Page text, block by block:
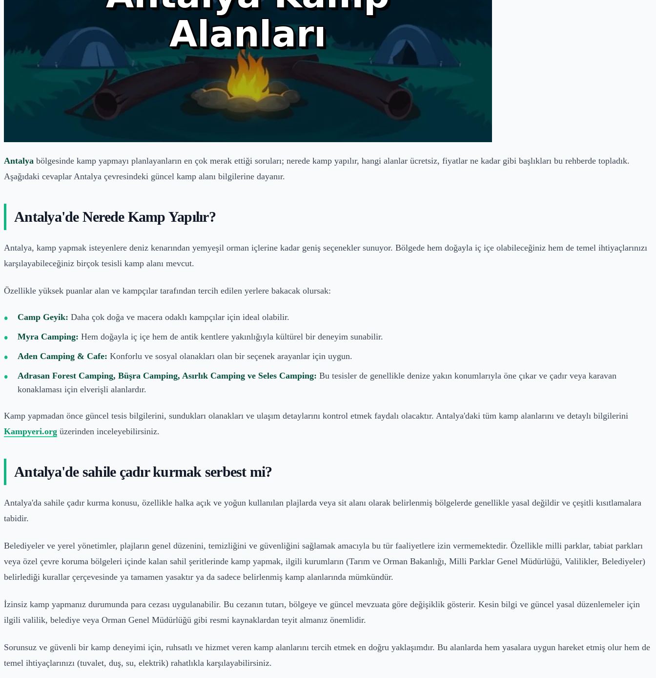
Antalya bölgesinde kamp yapmayı planlayanların en çok merak ettiği soruları; nerede kamp yapılır, hangi alanlar ücretsiz, fiyatlar ne kadar gibi başlıkları bu rehberde topladık.
Aşağıdaki cevaplar Antalya çevresindeki güncel kamp alanı bilgilerine dayanır.
Antalya'de Nerede Kamp Yapılır?
Antalya, kamp yapmak isteyenlere deniz kenarından yemyeşil orman içlerine kadar geniş seçenekler sunuyor. Bölgede hem doğayla iç içe olabileceğiniz hem de temel ihtiyaçlarınızı
karşılayabileceğiniz birçok tesisli kamp alanı mevcut.
Özellikle yüksek puanlar alan ve kampçılar tarafından tercih edilen yerlere bakacak olursak:
Camp Geyik: Daha çok doğa ve macera odaklı kampçılar için ideal olabilir.
Myra Camping: Hem doğayla iç içe hem de antik kentlere yakınlığıyla kültürel bir deneyim sunabilir.
Aden Camping & Cafe: Konforlu ve sosyal olanakları olan bir seçenek arayanlar için uygun.
Adrasan Forest Camping, Büşra Camping, Asırlık Camping ve Seles Camping: Bu tesisler de genellikle denize yakın konumlarıyla öne çıkar ve çadır veya karavan
konaklaması için elverişli alanlardır.
Kamp yapmadan önce güncel tesis bilgilerini, sundukları olanakları ve ulaşım detaylarını kontrol etmek faydalı olacaktır. Antalya'daki tüm kamp alanlarını ve detaylı bilgilerini
Kampyeri.org üzerinden inceleyebilirsiniz.
Antalya'de sahile çadır kurmak serbest mi?
Antalya'da sahile çadır kurma konusu, özellikle halka açık ve yoğun kullanılan plajlarda veya sit alanı olarak belirlenmiş bölgelerde genellikle yasal değildir ve çeşitli kısıtlamalara
tabidir.
Belediyeler ve yerel yönetimler, plajların genel düzenini, temizliğini ve güvenliğini sağlamak amacıyla bu tür faaliyetlere izin vermemektedir. Özellikle milli parklar, tabiat parkları
veya özel çevre koruma bölgeleri içinde kalan sahil şeritlerinde kamp yapmak, ilgili kurumların (Tarım ve Orman Bakanlığı, Milli Parklar Genel Müdürlüğü, Valilikler, Belediyeler)
belirlediği kurallar çerçevesinde ya tamamen yasaktır ya da sadece belirlenmiş kamp alanlarında mümkündür.
İzinsiz kamp yapmanız durumunda para cezası uygulanabilir. Bu cezanın tutarı, bölgeye ve güncel mevzuata göre değişiklik gösterir. Kesin bilgi ve güncel yasal düzenlemeler için
ilgili valilik, belediye veya Orman Genel Müdürlüğü gibi resmi kaynaklardan teyit almanız önemlidir.
Sorunsuz ve güvenli bir kamp deneyimi için, ruhsatlı ve hizmet veren kamp alanlarını tercih etmek en doğru yaklaşımdır. Bu alanlarda hem yasalara uygun hareket etmiş olur hem de
temel ihtiyaçlarınızı (tuvalet, duş, su, elektrik) rahatlıkla karşılayabilirsiniz.